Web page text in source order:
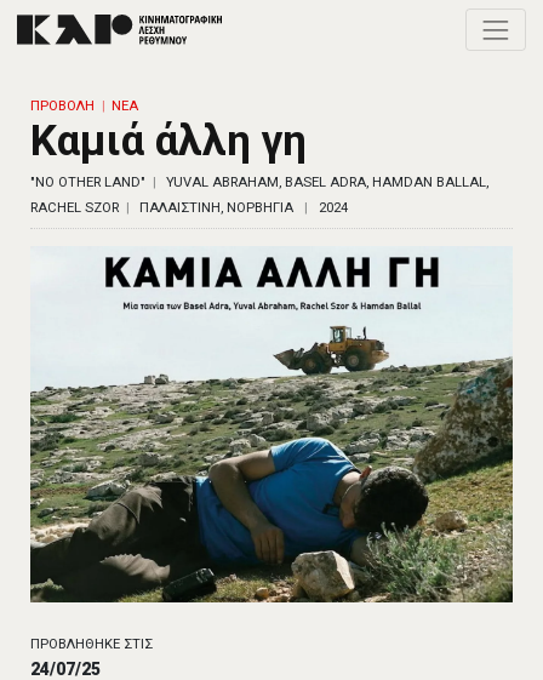
ΠΡΟΒΟΛΗ ΝΕΑ
Καμιά άλλη γη
"NO OTHER LAND"
YUVAL ABRAHAM, BASEL ADRA, HAMDAN BALLAL,
RACHEL SZOR
ΠΑΛΑΙΣΤΙΝΗ, ΝΟΡΒΗΓΙΑ 2024
ΠΡΟΒΛΗΘΗΚΕ ΣΤΙΣ
24/07/25